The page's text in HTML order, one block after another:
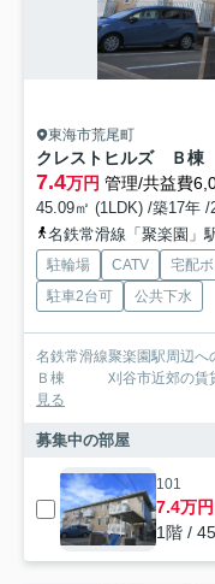
東海市荒尾町
7.4万円 管理/共益費
45.09㎡ (1LDK) /築17年 /
名鉄常滑線「聚楽園」
駐輪場 CATV 宅配
駐車2台可
公共下水
名鉄常滑線聚楽園駅周辺
Ｂ棟 刈谷市近郊の賃貸
見る
募集中の部屋
101
7.4万円
1階 /